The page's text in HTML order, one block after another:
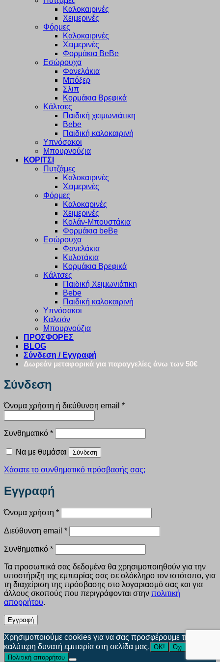
Καλοκαιρινές
Χειμερινές
Φόρμες
Καλοκαιρινές
Χειμερινές
Φορμάκια BeBe
Εσώρουχα
Φανελάκια
Μπόξερ
Σλιπ
Κορμάκια Βρεφικά
Κάλτσες
Παιδική χειμωνιάτικη
Bebe
Παιδική καλοκαιρινή
Υπνόσακοι
Μπουρνούζια
ΚΟΡΙΤΣΙ
Πυτζάμες
Καλοκαιρινές
Χειμερινές
Φόρμες
Καλοκαρινές
Χειμερινές
Κολάν-Μπουστάκια
Φορμάκια beBe
Εσώρουχα
Φανελάκια
Κυλοτάκια
Κορμάκια Βρεφικά
Κάλτσες
Παιδική Χειμωνιάτικη
Bebe
Παιδική καλοκαιρινή
Υπνόσακοι
Καλσόν
Μπουρνούζια
ΠΡΟΣΦΟΡΕΣ
BLOG
Σύνδεση / Εγγραφή
Δωρεάν μεταφορικά για παραγγελίες άνω των 50€
Σύνδεση
Όνομα χρήστη ή διεύθυνση email *Απαιτείται
Συνθηματικό *Απαιτείται
Να με θυμάσαι Σύνδεση
Χάσατε το συνθηματικό πρόσβασής σας;
Εγγραφή
Όνομα χρήστη *Απαιτείται
Διεύθυνση email *Απαιτείται
Συνθηματικό *Απαιτείται
Τα προσωπικά σας δεδομένα θα χρησιμοποιηθούν για την
υποστήριξη της εμπειρίας σας σε ολόκληρο τον ιστότοπο, για
τη διαχείριση της πρόσβασης στο λογαριασμό σας και για
άλλους σκοπούς που περιγράφονται στην πολιτική
απορρήτου.
Εγγραφή
Χρησιμοποιούμε cookies για να σας προσφέρουμε την
καλύτερη δυνατή εμπειρία στη σελίδα μας. ΟΚ!
Όχι
Πολιτική απορρήτου